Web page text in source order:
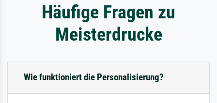
Häufige Fragen zu
Meisterdrucke
Wie funktioniert die Personalisierung?